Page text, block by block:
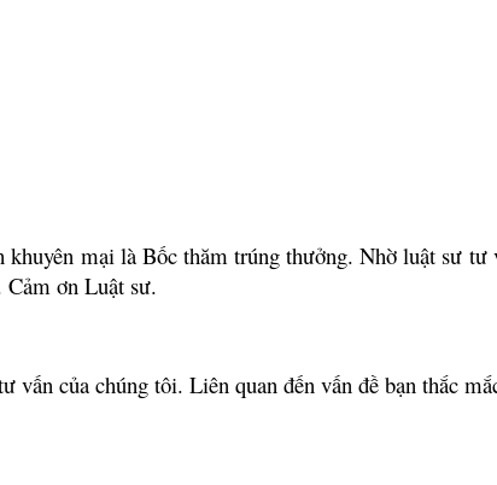
mại là Bốc thăm trúng thưởng. Nhờ luật sư
Cảm ơn Luật sư.
của chúng tôi. Liên quan đến vấn đề bạn thắc